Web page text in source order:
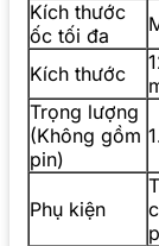
Kích thước
ốc tối đa
Kích thước
Trọng lượng
(Không gồm
pin)
Phụ kiện